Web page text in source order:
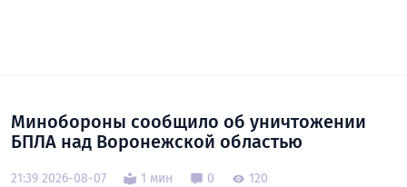
Минобороны сообщило об уничтожении
БПЛА над Воронежской областью
21:39 2026-08-07 1 мин 0 120